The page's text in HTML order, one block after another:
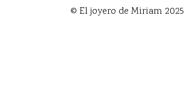
© El joyero de Miriam 2025